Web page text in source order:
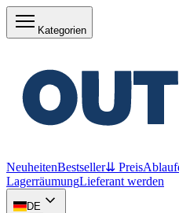
Kategorien
NeuheitenBestseller⇊ Preis
LagerräumungLieferant werden
DE